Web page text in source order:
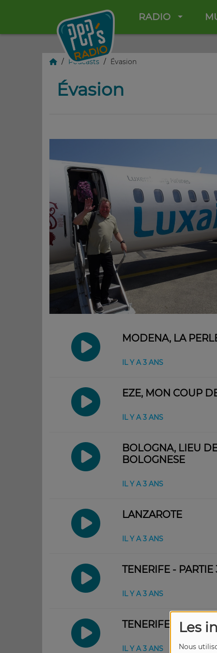
Les
Nous
RADIO
Podcasts Évasion
Évasion
MODENA, LA
IL Y A 3 ANS
EZE, MON COUP
IL Y A 3 ANS
BOLOGNA, LIEU
BOLOGNESE
IL Y A 3 ANS
LANZAROTE
IL Y A 3 ANS
TENERIFE - PARTIE
IL Y A 3 ANS
TENERIFE - PARTIE
IL Y A 3 ANS